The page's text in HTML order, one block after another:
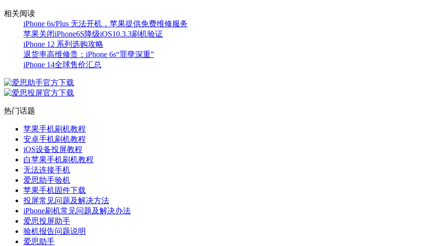
相关阅读
iPhone 6s/Plus 无法开机，苹果提供免费维修服务
苹果关闭iPhone6S降级iOS10.3.3刷机验证
iPhone 12 系列选购攻略
退货率高维修贵：iPhone 6s“罪孽深重”
iPhone 14全球售价汇总
热门话题
苹果手机刷机教程
安卓手机刷机教程
iOS设备投屏教程
白苹果手机刷机教程
无法连接手机
爱思助手验机
苹果手机固件下载
投屏常见问题及解决方法
iPhone刷机常见问题及解决办法
爱思投屏助手
验机报告问题说明
爱思助手